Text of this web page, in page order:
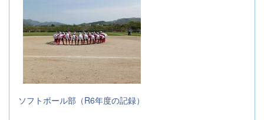
ソフトボール部（R6年度の記録）